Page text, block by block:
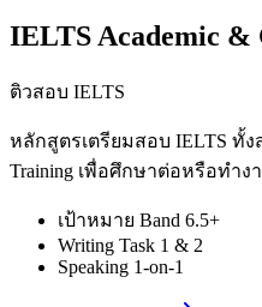
IELTS Academic &
ติวสอบ IELTS
หลักสูตรเตรียมสอบ IELTS ทั้งส
Training เพื่อศึกษาต่อหรือทำง
เป้าหมาย Band 6.5+
Writing Task 1 & 2
Speaking 1-on-1